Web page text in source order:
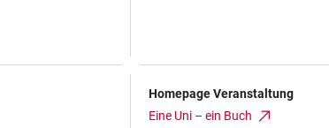
Homepage Veranstaltung
Eine Uni – ein Buch